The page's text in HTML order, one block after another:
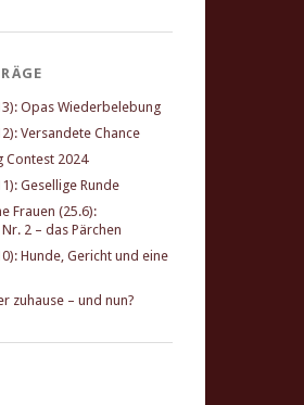
Opas Wiederbelebung
Versandete Chance
Contest 2024
Gesellige Runde
Frauen (25.6):
2 – das Pärchen
Hunde, Gericht und eine
zuhause – und nun?